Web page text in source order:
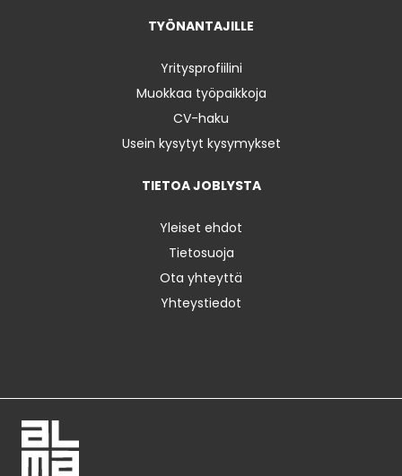
TYÖNANTAJILLE
Yritysprofiilini
Muokkaa työpaikkoja
CV-haku
Usein kysytyt kysymykset
TIETOA JOBLYSTA
Yleiset ehdot
Tietosuoja
Ota yhteyttä
Yhteystiedot